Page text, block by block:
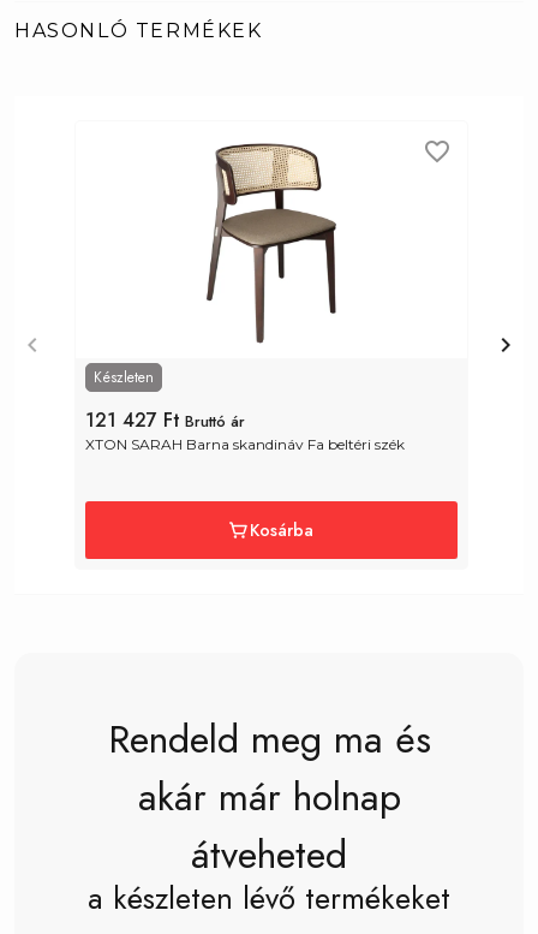
HASONLÓ TERMÉKEK
Készleten
121 427 Ft Bruttó ár
XTON SARAH Barna skandináv Fa beltéri szék
Kosárba
Rendeld meg ma és
akár már holnap
átveheted
a készleten lévő termékeket